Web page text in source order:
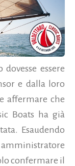
essere
e dalla loro
affermare che
Boats ha già
Esaudendo
amministratore
confermare il